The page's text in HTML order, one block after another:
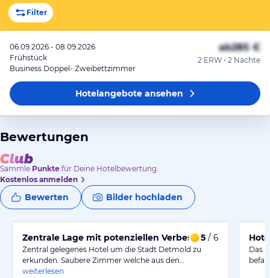
Filter
06.09.2026 - 08.09.2026
Frühstück
Business Doppel- Zweibettzimmer
ab285 €
2 ERW • 2 Nächte
Hotelangeboteansehen
Bewertungen
Sammle Punkte für Deine Hotelbewertung.
Kostenlos anmelden
Bewerten Bilder hochladen
Zentrale Lage mit potenziellen Verbesserungen bei
5 / 6
Zentral gelegenes Hotel um die Stadt Detmold zu
erkunden. Saubere Zimmer welche aus den…
weiterlesen
Das